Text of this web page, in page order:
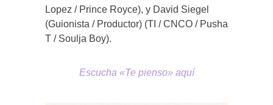
Lopez / Prince Royce), y David Siegel
(Guionista / Productor) (TI / CNCO / Pusha
T / Soulja Boy).
Escucha «Te pienso» aquí